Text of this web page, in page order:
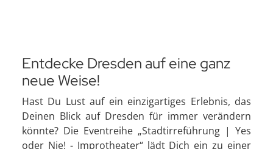
Entdecke Dresden auf eine ganz
neue Weise!
Hast Du Lust auf ein einzigartiges Erlebnis, das
Deinen Blick auf Dresden für immer verändern
könnte? Die Eventreihe „Stadtirreführung | Yes
oder Nie! - Improtheater“ lädt Dich ein zu einer